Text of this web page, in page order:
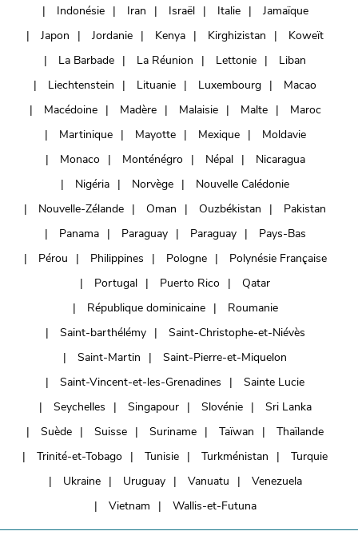
Indonésie
Iran Israël Italie
Jamaïque
Japon
Jordanie Kenya Kirghizistan
Koweït
La Barbade
La Réunion Lettonie
Liban
Liechtenstein
Lituanie Luxembourg
Macao
Macédoine
Madère Malaisie Malte
Maroc
Martinique
Mayotte Mexique
Moldavie
Monaco
Monténégro Népal
Nicaragua
Nigéria
Norvège
Nouvelle Calédonie
Nouvelle-Zélande
Oman Ouzbékistan
Pakistan
Panama
Paraguay Paraguay
Pays-Bas
Pérou
Philippines Pologne
Polynésie Française
Portugal
Puerto Rico
Qatar
République dominicaine
Roumanie
Saint-barthélémy
Saint-Christophe-et-Niévès
Saint-Martin
Saint-Pierre-et-Miquelon
Saint-Vincent-et-les-Grenadines
Sainte Lucie
Seychelles
Singapour Slovénie
Sri Lanka
Suède
Suisse Suriname Taïwan
Thaïlande
Trinité-et-Tobago
Tunisie Turkménistan
Turquie
Ukraine
Uruguay Vanuatu
Venezuela
Vietnam
Wallis-et-Futuna